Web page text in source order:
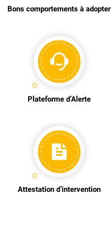
Bons comportements à adopter
Plateforme d’Alerte
Attestation d’intervention